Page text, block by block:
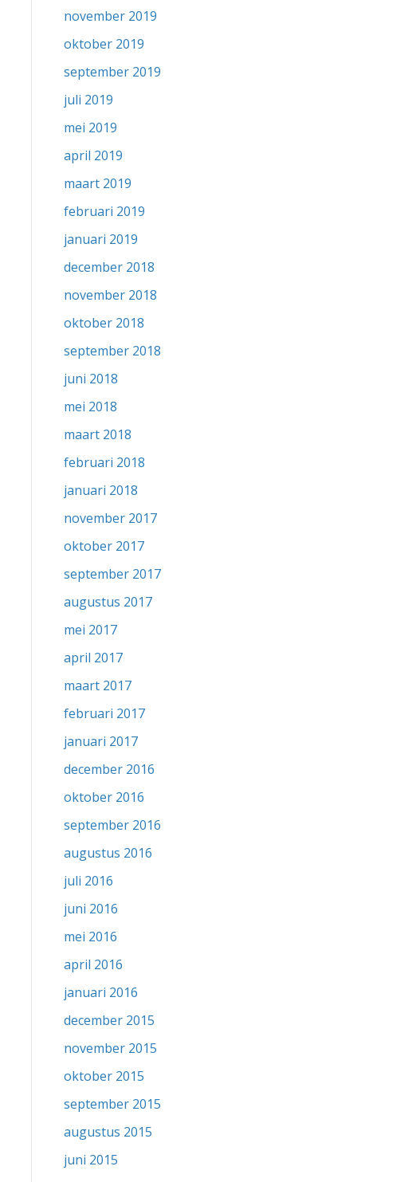
november 2019
oktober 2019
september 2019
juli 2019
mei 2019
april 2019
maart 2019
februari 2019
januari 2019
december 2018
november 2018
oktober 2018
september 2018
juni 2018
mei 2018
maart 2018
februari 2018
januari 2018
november 2017
oktober 2017
september 2017
augustus 2017
mei 2017
april 2017
maart 2017
februari 2017
januari 2017
december 2016
oktober 2016
september 2016
augustus 2016
juli 2016
juni 2016
mei 2016
april 2016
januari 2016
december 2015
november 2015
oktober 2015
september 2015
augustus 2015
juni 2015